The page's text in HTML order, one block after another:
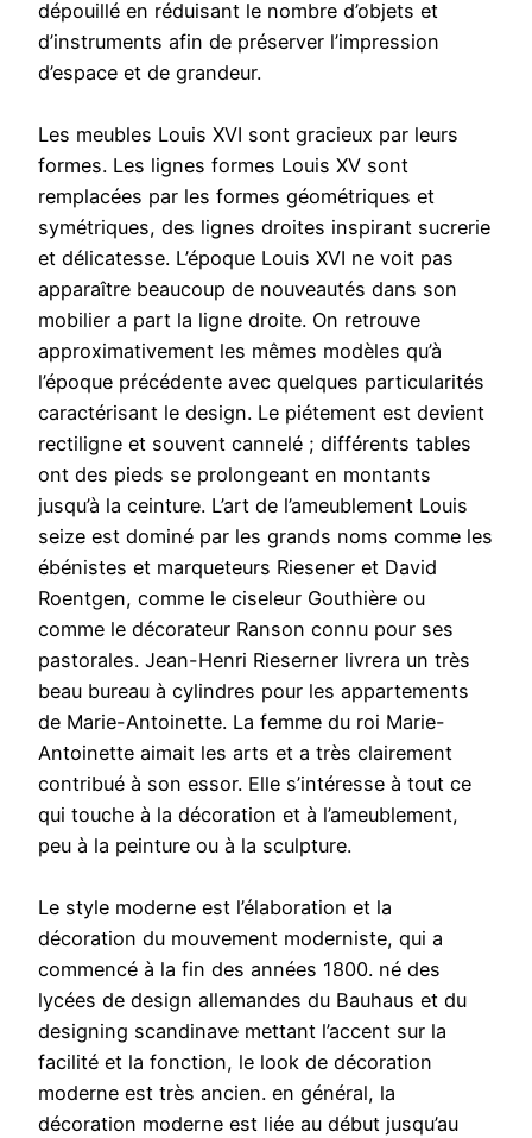
dépouillé en réduisant le nombre d’objets et
d’instruments afin de préserver l’impression
d’espace et de grandeur.
Les meubles Louis XVI sont gracieux par leurs
formes. Les lignes formes Louis XV sont
remplacées par les formes géométriques et
symétriques, des lignes droites inspirant sucrerie
et délicatesse. L’époque Louis XVI ne voit pas
apparaître beaucoup de nouveautés dans son
mobilier a part la ligne droite. On retrouve
approximativement les mêmes modèles qu’à
l’époque précédente avec quelques particularités
caractérisant le design. Le piétement est devient
rectiligne et souvent cannelé ; différents tables
ont des pieds se prolongeant en montants
jusqu’à la ceinture. L’art de l’ameublement Louis
seize est dominé par les grands noms comme les
ébénistes et marqueteurs Riesener et David
Roentgen, comme le ciseleur Gouthière ou
comme le décorateur Ranson connu pour ses
pastorales. Jean-Henri Rieserner livrera un très
beau bureau à cylindres pour les appartements
de Marie-Antoinette. La femme du roi Marie-
Antoinette aimait les arts et a très clairement
contribué à son essor. Elle s’intéresse à tout ce
qui touche à la décoration et à l’ameublement,
peu à la peinture ou à la sculpture.
Le style moderne est l’élaboration et la
décoration du mouvement moderniste, qui a
commencé à la fin des années 1800. né des
lycées de design allemandes du Bauhaus et du
designing scandinave mettant l’accent sur la
facilité et la fonction, le look de décoration
moderne est très ancien. en général, la
décoration moderne est liée au début jusqu’au